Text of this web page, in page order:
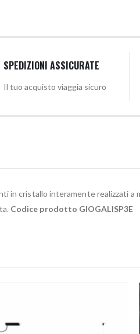
SPEDIZIONI ASSICURATE
Il tuo acquisto viaggia sicuro
in cristallo interamente realizzati a
Codice prodotto GIOGALISP3E